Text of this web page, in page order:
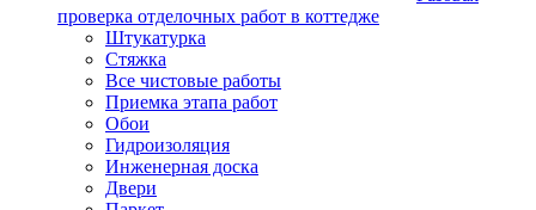
проверка отделочных работ в коттедже
Штукатурка
Стяжка
Все чистовые работы
Приемка этапа работ
Обои
Гидроизоляция
Инженерная доска
Двери